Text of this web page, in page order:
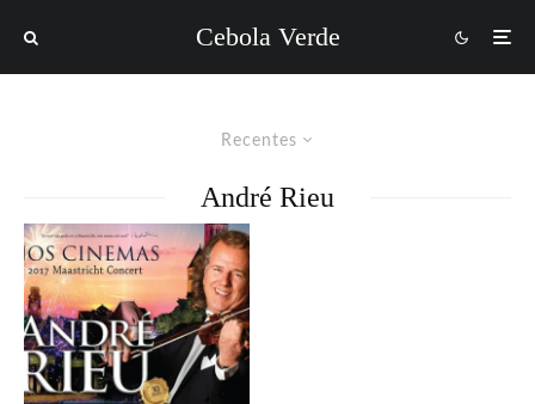
Cebola Verde
Recentes
André Rieu